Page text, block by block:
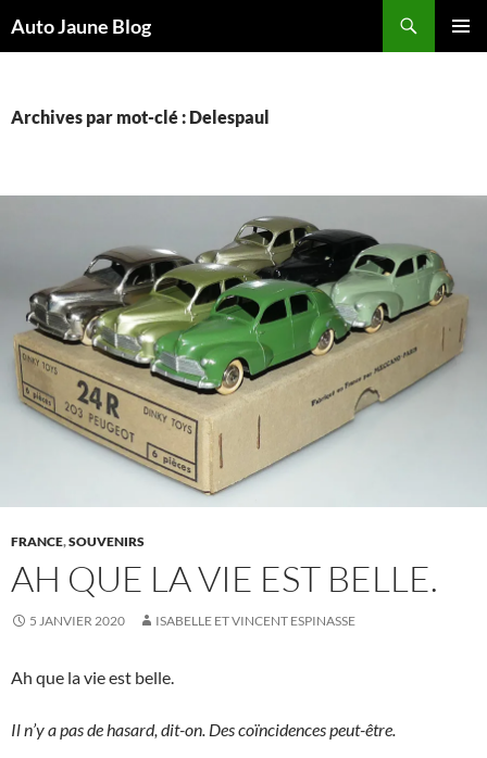
Auto Jaune Blog
Archives par mot-clé : Delespaul
FRANCE,SOUVENIRS
AH QUE LA VIE EST BELLE.
5 JANVIER 2020 ISABELLE ET VINCENT ESPINASSE
Ah que la vie est belle.
Il n’y a pas de hasard, dit-on. Des coïncidences peut-être.